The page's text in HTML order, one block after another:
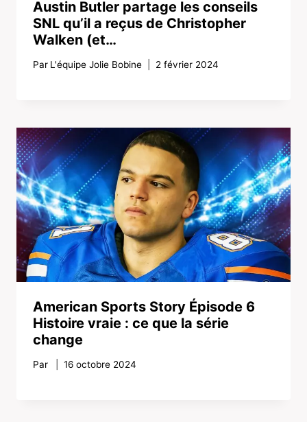
Austin Butler partage les conseils
SNL qu’il a reçus de Christopher
Walken (et…
Par L'équipe Jolie Bobine 2 février 2024
American Sports Story Épisode 6
Histoire vraie : ce que la série
change
Par 16 octobre 2024